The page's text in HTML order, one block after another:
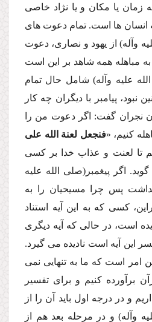
یا مكان و یا نژاد خاصى
انسان ها است. تمام دعوت هاى
وآله) از یهود و نصارى، دعوت
مباهله همه شاهد بر این است
علیه وآله) شامل حال تمام
پیامبر با دیگران چه كار
نجران گفت: اگر دعوت من را
كنیم، «فنجعل لعنة الله على
تا لعنت و عذاب خدا بر كسى
اگر پیغمبر(صلى الله علیه
نداشت پس چرا مسیحیان را به
كسى كه به این آیه استناد
است، در حالى كه آیه دیگرى
این آیه است نادیده مى گیرد.
امر است كه ما به تنهایى نمى
برآورده كنیم و براى تفسیر
و در درجه اول باید آن را از
وآله) و در مرحله بعد هم از